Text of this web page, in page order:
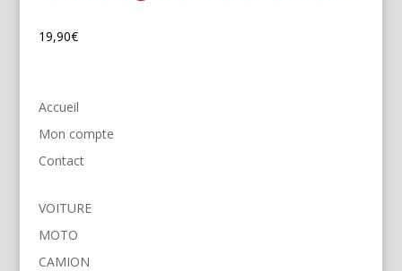
19,90€
Accueil
Mon compte
Contact
VOITURE
MOTO
CAMION